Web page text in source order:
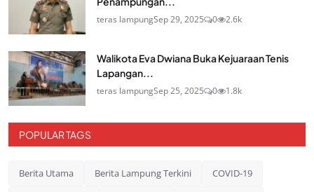
teras lampungSep 29, 2025 0 2.6k
Walikota Eva Dwiana Buka Kejuaraan Tenis
Lapangan...
teras lampungSep 25, 2025 0 1.8k
POPULAR TAGS
Berita Utama Berita Lampung Terkini COVID-19